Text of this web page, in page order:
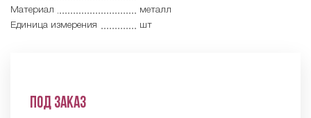
Материал
металл
Единица измерения
шт
Под заказ